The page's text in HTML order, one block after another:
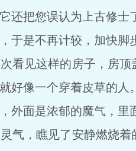
还把您误认为上古修士
是不再计较，加快脚步
见这样的房子，房顶
好像一个穿着皮草的人。
面是浓郁的魔气，里面
，瞧见了安静燃烧着